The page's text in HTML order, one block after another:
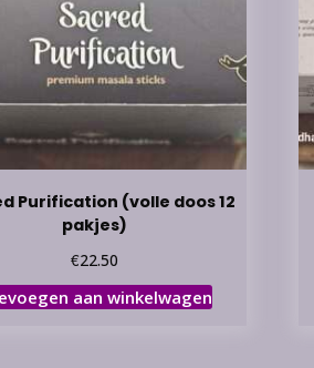
Purification (volle doos 12
pakjes)
€22.50
aan winkelwagen